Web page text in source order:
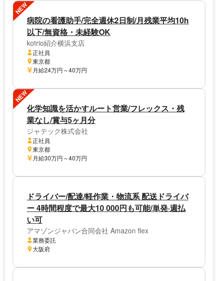
NEW
病院の看護助手/完全週休2日制/月残業平均10h
以下/無資格・未経験OK
kotrio紹介横浜支店
正社員
東京都
月給24万円～40万円
NEW
化学知識を活かすルート営業/フレックス・残
業なし/賞与5ヶ月分
ジャテック株式会社
正社員
東京都
月給30万円～40万円
ドライバー/配達/軽作業・物流系 配送ドライバ
ー 4時間程度で最大10 000円も可能/単発·週払
い可
アマゾンジャパン合同会社 Amazon flex
業務委託
大阪府